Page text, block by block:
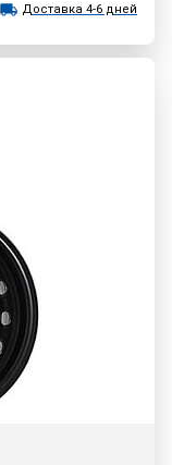
Доставка 4-6 дней